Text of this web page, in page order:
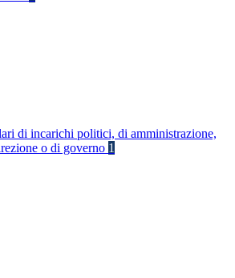
di incarichi politici, di amministrazione,
o di governo 1